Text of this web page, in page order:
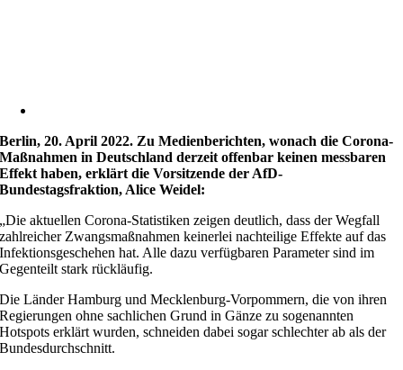
Berlin, 20. April 2022. Zu Medienberichten, wonach die Corona-
Maßnahmen in Deutschland derzeit offenbar keinen messbaren
Effekt haben, erklärt die Vorsitzende der AfD-
Bundestagsfraktion, Alice Weidel:
„Die aktuellen Corona-Statistiken zeigen deutlich, dass der Wegfall
zahlreicher Zwangsmaßnahmen keinerlei nachteilige Effekte auf das
Infektionsgeschehen hat. Alle dazu verfügbaren Parameter sind im
Gegenteilt stark rückläufig.
Die Länder Hamburg und Mecklenburg-Vorpommern, die von ihren
Regierungen ohne sachlichen Grund in Gänze zu sogenannten
Hotspots erklärt wurden, schneiden dabei sogar schlechter ab als der
Bundesdurchschnitt.